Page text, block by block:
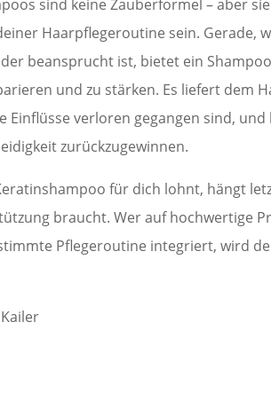
sind keine Zauberformel – aber
Haarpflegeroutine sein. Gerade,
beansprucht ist, bietet ein
und zu stärken. Es liefert dem
Einflüsse verloren gegangen sind, und
zurückzugewinnen.
für dich lohnt, hängt
braucht. Wer auf hochwertige
Pflegeroutine integriert, wird